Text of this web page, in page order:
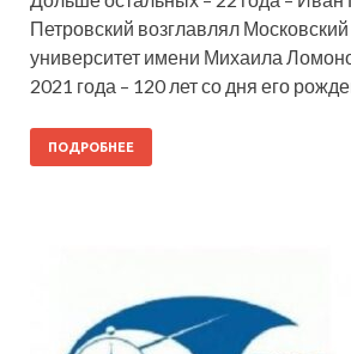
Петровский возглавлял
университет имени Михаила
2021 года – 120 лет со дня его
ПОДРОБНЕЕ